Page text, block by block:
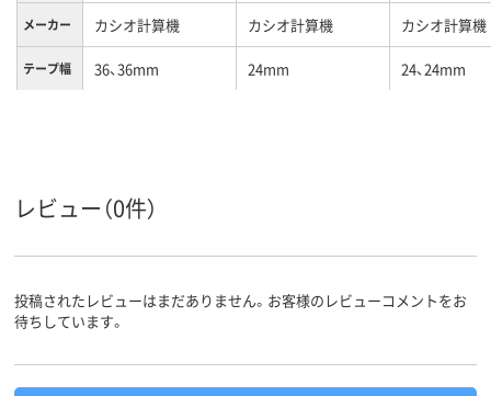
メーカー カシオ計算機 カシオ計算機 カシオ計算機
テープ幅 36、36mm 24mm 24、24mm
カラーグ
ループ
イエロー系、ブラッ
ク系
テープ長
レビュー（0件）
投稿されたレビューはまだありません。お客様のレビューコメントをお
待ちしています。